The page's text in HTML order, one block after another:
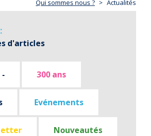
Qui sommes nous ? Actualités
d'articles
300 ans
Evénements
Nouveautés